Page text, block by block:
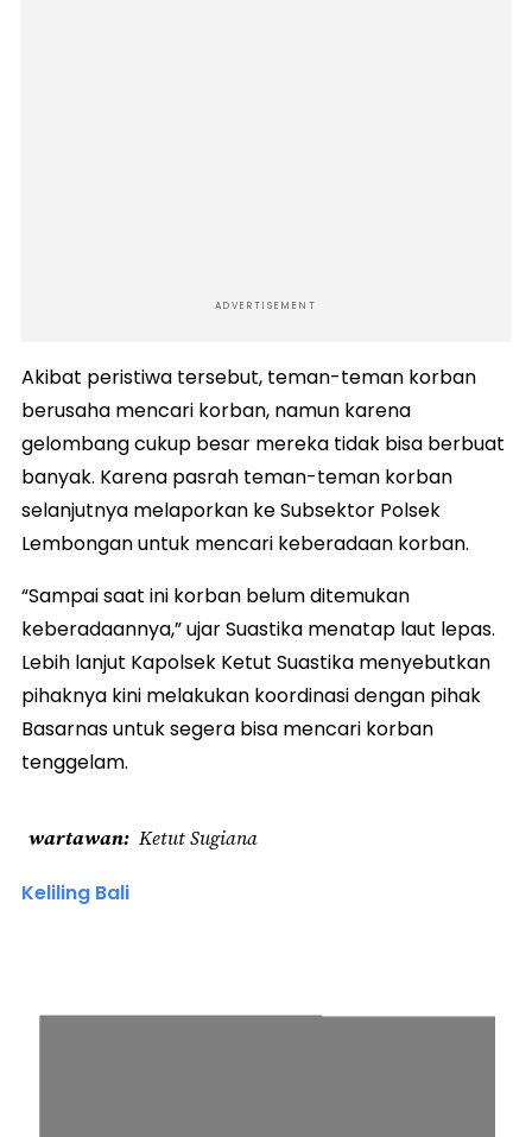
ADVERTISEMENT
Akibat peristiwa tersebut, teman-teman korban
berusaha mencari korban, namun karena
gelombang cukup besar mereka tidak bisa berbuat
banyak. Karena pasrah teman-teman korban
selanjutnya melaporkan ke Subsektor Polsek
Lembongan untuk mencari keberadaan korban.
“Sampai saat ini korban belum ditemukan
keberadaannya,” ujar Suastika menatap laut lepas.
Lebih lanjut Kapolsek Ketut Suastika menyebutkan
pihaknya kini melakukan koordinasi dengan pihak
Basarnas untuk segera bisa mencari korban
tenggelam.
wartawan Ketut Sugiana
Keliling Bali